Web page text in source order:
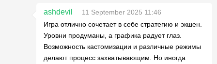
ashdevil
11 September 2025 11:46
Игра отлично сочетает в себе стратегию и экшен.
Уровни продуманы, а графика радует глаз.
Возможность кастомизации и различные режимы
делают процесс захватывающим. Но иногда